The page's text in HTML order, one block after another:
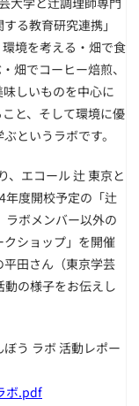
る教育研究連携」
境を考える・畑で食
畑でコーヒー焙煎、
しいものを中心に
と、そして環境に優
というラボです。
、エコール 辻 東京と
年度開校予定の「辻
ラボメンバー以外の
ショップ」を開催
田さん（東京学芸
の様子をお伝えし
う ラボ 活動レポー
ボ.pdf